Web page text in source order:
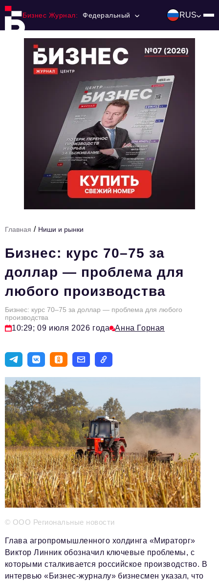
Бизнес Журнал: Федеральный RUS
Ниши и рынки
Технологии и тренды
HR
Персона номера
Юридический практикум
Стиль жизни
Туризм
ОПК
Эксперты
Авторские материалы
Видео
Телефон редакции:+7 495 727-01-67
Электронные почты редакции:
Информационный отдел
info@business-magazine.online
Отдел рекламы
Отдел распространения/редакционная подписка
podpiska@business-magazine.online
Отдел по работе с партнерами
partner@business-magazine.online
Главная / Ниши и рынки
Бизнес: курс 70–75 за
доллар — проблема для
любого производства
Бизнес: курс 70–75 за доллар — проблема для любого
производства
10:29; 09 июля 2026 года Анна Горная
© ООО Региональные новости
Глава агропромышленного холдинга «Мираторг»
Виктор Линник обозначил ключевые проблемы, с
которыми сталкивается российское производство. В
интервью «Бизнес-журналу» бизнесмен указал, что